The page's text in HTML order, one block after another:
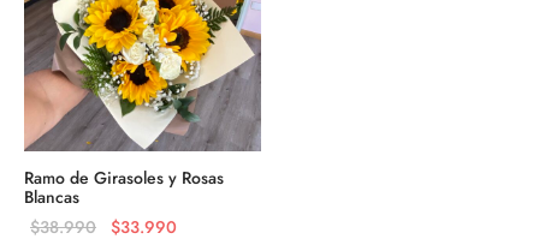
Ramo de Girasoles y Rosas
Blancas
$38.990
El precio
$33.990